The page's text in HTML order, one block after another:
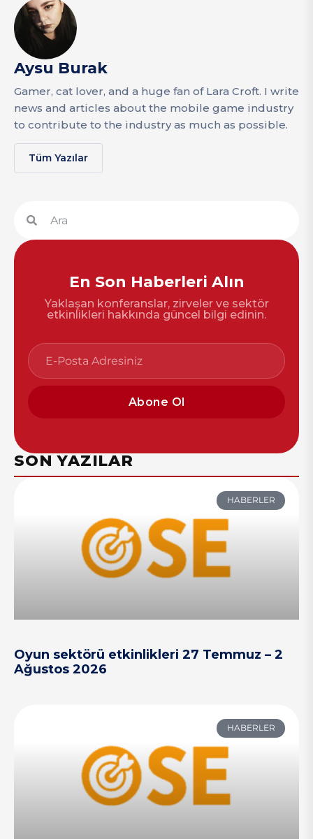
Aysu Burak
Gamer, cat lover, and a huge fan of Lara Croft. I write
news and articles about the mobile game industry
to contribute to the industry as much as possible.
Tüm Yazılar
En Son Haberleri Alın
Yaklaşan konferanslar, zirveler ve sektör
etkinlikleri hakkında güncel bilgi edinin.
Abone Ol
SON YAZILAR
HABERLER
Oyun sektörü etkinlikleri 27 Temmuz – 2
Ağustos 2026
HABERLER